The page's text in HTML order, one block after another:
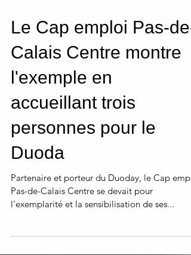
Le Cap emploi Pas-de-
Calais Centre montre
l'exemple en
accueillant trois
personnes pour le
Duoda
Pas-de-Calais Centre se devait pour